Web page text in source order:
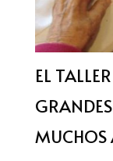
EL
MUCHOS